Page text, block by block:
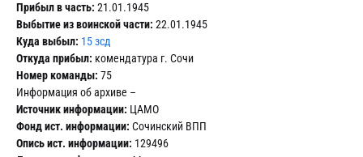
Прибыл в часть: 21.01.1945
Выбытие из воинской части: 22.01.1945
Куда выбыл: 15 зсд
Откуда прибыл: комендатура г. Сочи
Номер команды: 75
Информация об архиве –
Источник информации: ЦАМО
Фонд ист. информации: Сочинский ВПП
Опись ист. информации: 129496